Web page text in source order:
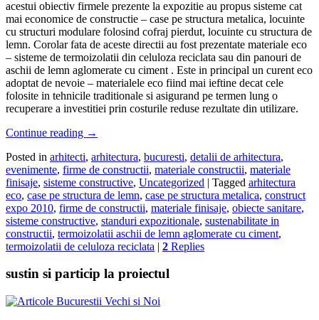
acestui obiectiv firmele prezente la expozitie au propus sisteme cat
mai economice de constructie – case pe structura metalica, locuinte
cu structuri modulare folosind cofraj pierdut, locuinte cu structura de
lemn. Corolar fata de aceste directii au fost prezentate materiale eco
– sisteme de termoizolatii din celuloza reciclata sau din panouri de
aschii de lemn aglomerate cu ciment . Este in principal un curent eco
adoptat de nevoie – materialele eco fiind mai ieftine decat cele
folosite in tehnicile traditionale si asigurand pe termen lung o
recuperare a investitiei prin costurile reduse rezultate din utilizare.
Continue reading →
Posted in arhitecti, arhitectura, bucuresti, detalii de arhitectura,
evenimente, firme de constructii, materiale constructii, materiale
finisaje, sisteme constructive, Uncategorized | Tagged arhitectura
eco, case pe structura de lemn, case pe structura metalica, construct
expo 2010, firme de constructii, materiale finisaje, obiecte sanitare,
sisteme constructive, standuri expozitionale, sustenabilitate in
constructii, termoizolatii aschii de lemn aglomerate cu ciment,
termoizolatii de celuloza reciclata | 2 Replies
sustin si particip la proiectul